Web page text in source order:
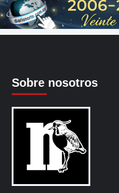
Sobre nosotros